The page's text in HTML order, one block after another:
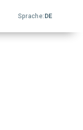
Sprache: DE